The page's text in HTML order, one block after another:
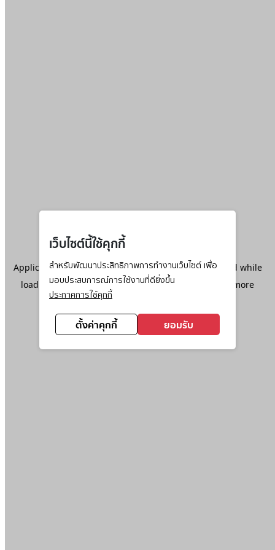
เว็บไซต์นี้ใช้คุกกี้
สำหรับพัฒนาประสิทธิภาพการทำงานเว็บไซต์ เพื่อ
มอบประสบการณ์การใช้งานที่ดียิ่งขึ้น
ประกาศการใช้คุกกี้
ตั้งค่าคุกกี้ ยอมรับ
Application error: aclient-side exception has occurred while
loadingwww.ktc.co.th(see the browser console
for more
information).